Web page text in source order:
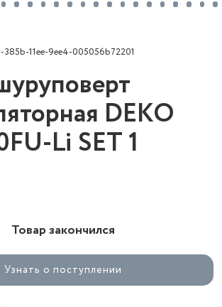
11ee-9ee4-005056b72201
DEKO
Li SET 1
Товар закончился
Узнать о поступлении